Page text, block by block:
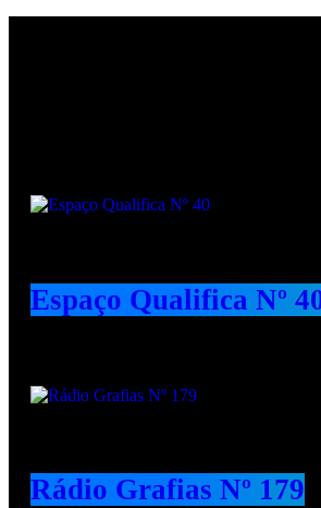
Espaço Qualifica Nº
Rádio Grafias Nº 179